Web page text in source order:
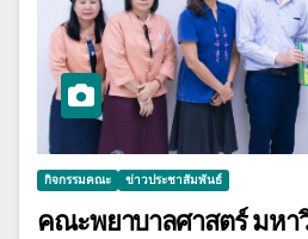
กิจกรรมคณะ ข่าวประชาสัมพันธ์
คณะพยาบาลศาสตร์ มหา